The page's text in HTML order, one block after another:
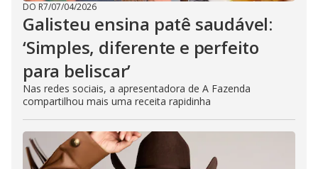
DO R7/07/04/2026
Galisteu ensina patê saudável:
‘Simples, diferente e perfeito
para beliscar’
Nas redes sociais, a apresentadora de A Fazenda
compartilhou mais uma receita rapidinha